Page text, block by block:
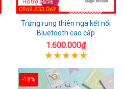
Trứng rung thiên nga kết nối
Bluetooth cao cấp
1.600.000₫
-18%